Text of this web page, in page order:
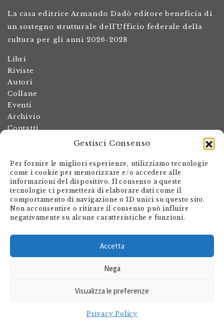
Gestisci Consenso
Per fornire le migliori esperienze, utilizziamo tecnologie
come i cookie per memorizzare e/o accedere alle
informazioni del dispositivo. Il consenso a queste
tecnologie ci permetterà di elaborare dati come il
comportamento di navigazione o ID unici su questo sito.
Non acconsentire o ritirare il consenso può influire
negativamente su alcune caratteristiche e funzioni.
Accetta
Nega
Visualizza le preferenze
Privacy Policy
La casa editrice Armando Dadò editore beneficia di
un sostegno strutturale dell’Ufficio federale della
cultura per gli anni 2026-2028
Libri
Riviste
Autori
Collane
Eventi
Archivio
Contatti
Termini e condizioni
Spese di spedizione
Politica dei resi
Informativa sulla privacy
Il mio account
Carrello
Via Giovanni Antonio Orelli 29
Casella postale 563